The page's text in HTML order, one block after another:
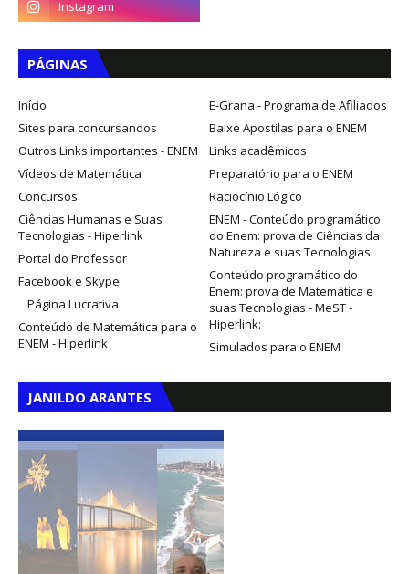
PÁGINAS
Início
E-Grana - Programa de Afiliados
Sites para concursandos
Baixe Apostilas para o ENEM
Outros Links importantes - ENEM
Links acadêmicos
Vídeos de Matemática
Preparatório para o ENEM
Concursos
Raciocínio Lógico
Ciências Humanas e Suas
Tecnologias - Hiperlink
ENEM - Conteúdo programático
do Enem: prova de Ciências da
Natureza e suas Tecnologias
Portal do Professor
Conteúdo programático do
Enem: prova de Matemática e
suas Tecnologias - MeST -
Hiperlink:
Facebook e Skype
Página Lucrativa
Conteúdo de Matemática para o
ENEM - Hiperlink
Simulados para o ENEM
JANILDO ARANTES